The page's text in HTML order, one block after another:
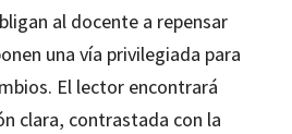
al docente a repensar
una vía privilegiada para
El lector encontrará
clara, contrastada con la